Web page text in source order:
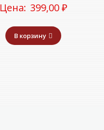
Цена: 399,00₽
В корзину